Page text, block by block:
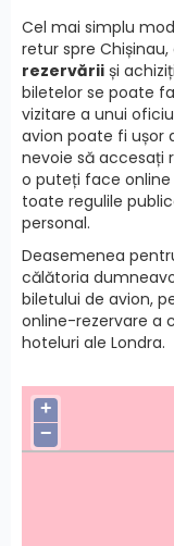
Cel mai simplu
retur spre
rezervării și
biletelor se poate
vizitare a unui
avion poate fi ușor
nevoie să accesați
o puteți face online
toate regulile
personal.
Deasemenea
călătoria
biletului de avion,
online-rezervare a
hoteluri ale Londra.
+
−